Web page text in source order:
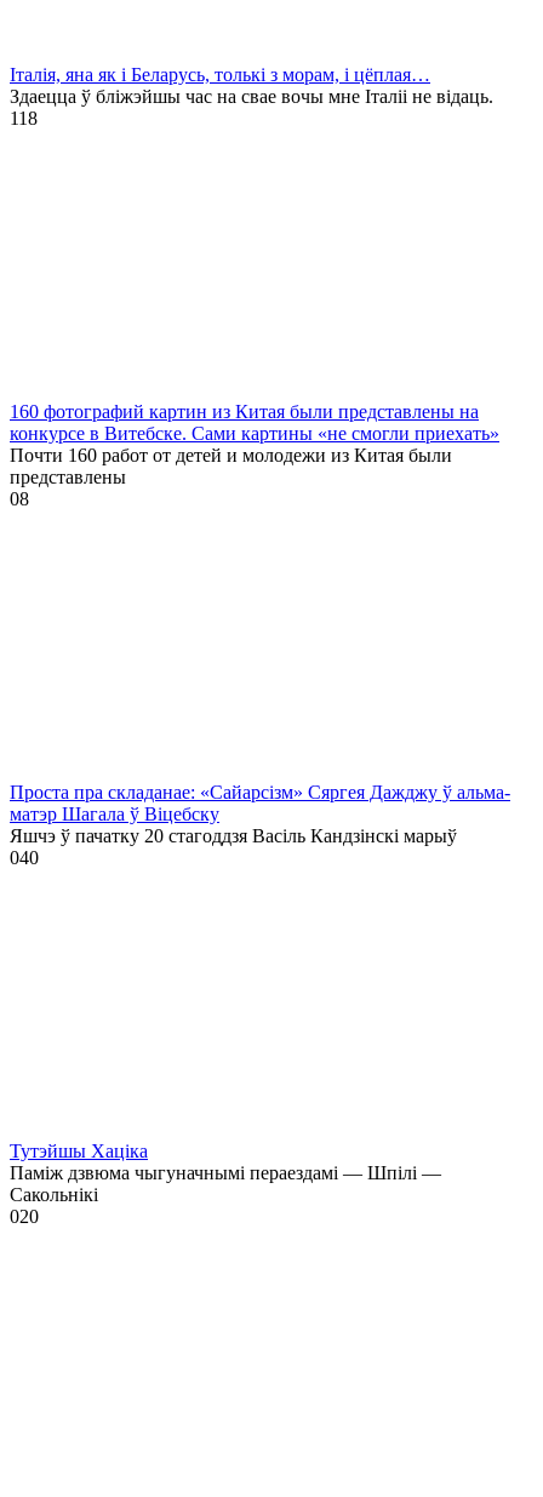
Італія, яна як і Беларусь, толькі з морам, і цёплая…
Здаецца ў бліжэйшы час на свае вочы мне Італіі не відаць.
118
160 фотографий картин из Китая были представлены на
конкурсе в Витебске. Сами картины «не смогли приехать»
Почти 160 работ от детей и молодежи из Китая были
представлены
08
Проста пра складанае: «Сайарсізм» Сяргея Дажджу ў альма-
матэр Шагала ў Віцебску
Яшчэ ў пачатку 20 стагоддзя Васіль Кандзінскі марыў
040
Тутэйшы Хаціка
Паміж дзвюма чыгуначнымі пераездамі — Шпілі —
Сакольнікі
020